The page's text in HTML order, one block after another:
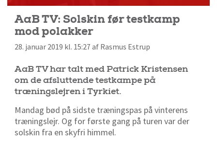
AaB TV: Solskin før testkamp
mod polakker
28. januar 2019 kl. 15:27 af Rasmus Estrup
AaB TV har talt med Patrick Kristensen
om de afsluttende testkampe på
træningslejren i Tyrkiet.
Mandag bød på sidste træningspas på vinterens
træningslejr. Og for første gang på turen var der
solskin fra en skyfri himmel.